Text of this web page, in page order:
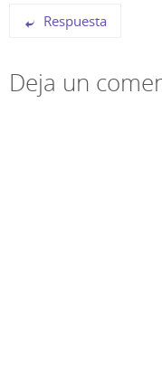
Respuesta
Deja un